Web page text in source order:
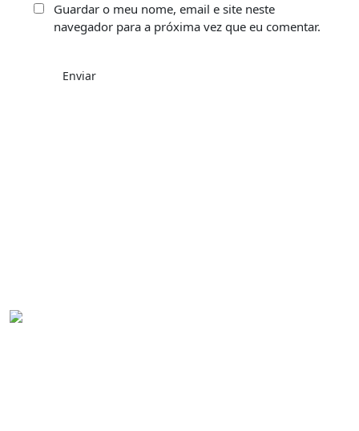
Guardar o meu nome, email e site neste
navegador para a próxima vez que eu comentar.